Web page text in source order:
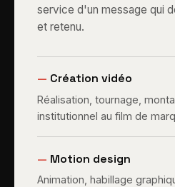
service d'un message qui
et retenu.
— Création vidéo
Réalisation, tournage,
institutionnel au film de
— Motion design
Animation, habillage